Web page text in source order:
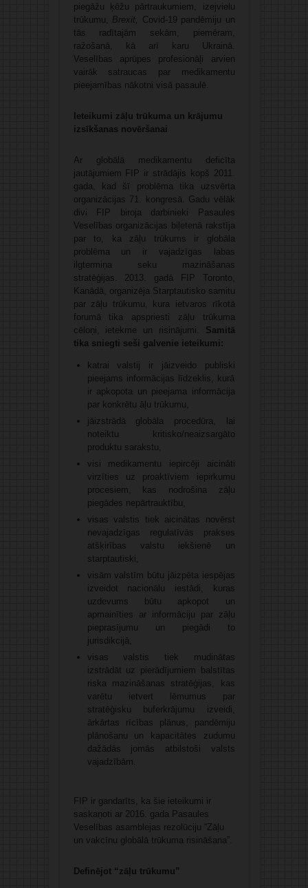
piegāžu ķēžu pārtraukumiem, izejvielu
trūkumu, Brexit, Covid-19 pandēmiju un
tās radītajām sekām, piemēram,
ražošanā, kā arī karu Ukrainā.
Veselības aprūpes profesionāļi arvien
vairāk satraucas par medikamentu
pieejamības nākotni visā pasaulē.
Ieteikumi zāļu trūkuma un krājumu
izsīkšanas novēršanai
Ar globālā medikamentu deficīta
jautājumiem FIP ir strādājis kopš 2011.
gada, kad šī problēma tika uzsvērta
organizācijas 71. kongresā. Gadu vēlāk
divi FIP biroja darbinieki Pasaules
Veselības organizācijas biļetenā rakstīja
par to, ka zāļu trūkums ir globāla
problēma un ir vajadzīgas labas
ilgtermiņa seku mazināšanas
stratēģijas. 2013. gadā FIP Toronto,
Kanādā, organizēja Starptautisko samitu
par zāļu trūkumu, kura ietvaros rīkotā
forumā tika apspriesti zāļu trūkuma
cēloņi, ietekme un risinājumi. Samitā
tika sniegti seši galvenie ieteikumi:
katrai valstij ir jāizveido publiski
pieejams informācijas līdzeklis, kurā
ir apkopota un pieejama informācija
par konkrētu āļu trūkumu,
jāizstrādā globāla procedūra, lai
noteiktu kritisko/neaizsargāto
produktu sarakstu,
visi medikamentu iepircēji aicināti
virzīties uz proaktīviem iepirkumu
procesiem, kas nodrošina zāļu
piegādes nepārtrauktību,
visas valstis tiek aicinātas novērst
nevajadzīgas regulatīvās prakses
atšķirības valstu iekšienē un
starptautiski,
visām valstīm būtu jāizpēta iespējas
izveidot nacionālu iestādi, kuras
uzdevums būtu apkopot un
apmainīties ar informāciju par zāļu
pieprasījumu un piegādi to
jurisdikcijā,
visas valstis tiek mudinātas
izstrādāt uz pierādījumiem balstītas
riska mazināšanas stratēģijas, kas
varētu ietvert lēmumus par
stratēģisku buferkrājumu izveidi,
ārkārtas rīcības plānus, pandēmiju
plānošanu un kapacitātes zudumu
dažādās jomās atbilstoši valsts
vajadzībām.
FIP ir gandarīts, ka šie ieteikumi ir
saskaņoti ar 2016. gada Pasaules
Veselības asamblejas rezolūciju “Zāļu
un vakcīnu globālā trūkuma risināšana”.
Definējot “zāļu trūkumu”